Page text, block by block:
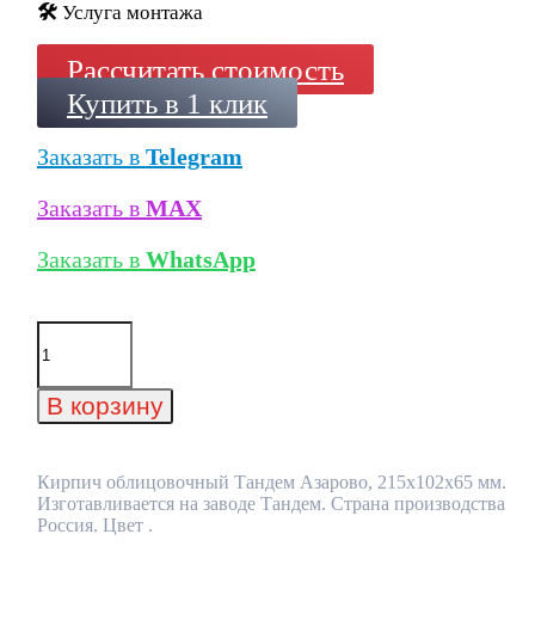
🛠️ Услуга монтажа
Рассчитать стоимость
Купить в 1 клик
Заказать в Telegram
Заказать в MAX
Заказать в WhatsApp
Количество
товара
облицовочный
Тандем
мм
В корзину
Кирпич облицовочный Тандем Азарово, 215x102x65 мм.
Изготавливается на заводе Тандем. Страна производства
Россия. Цвет .